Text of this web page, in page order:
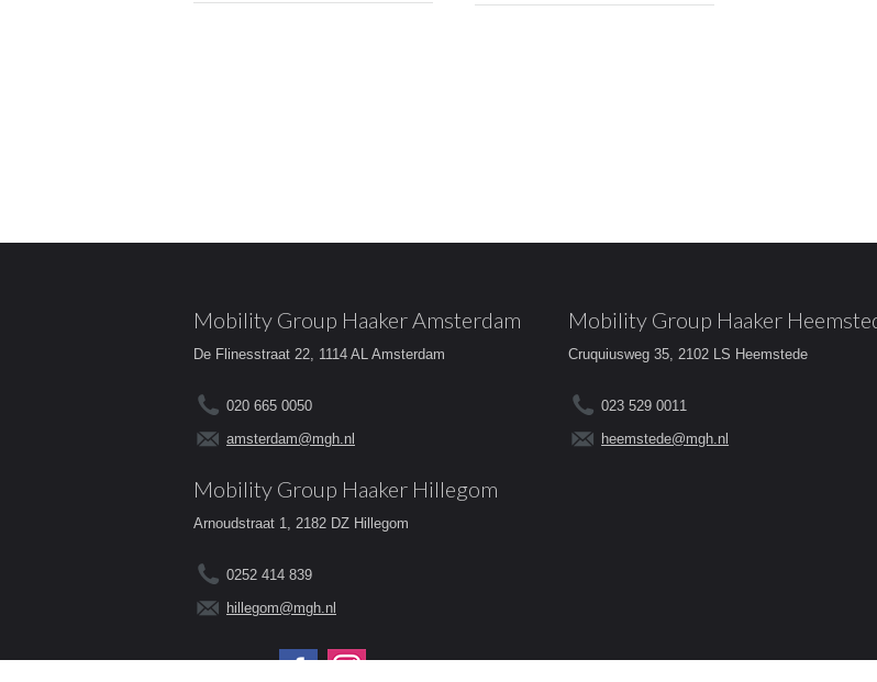
Mobility Group Haaker Amsterdam
De Flinesstraat 22, 1114 AL Amsterdam
020 665 0050
amsterdam@mgh.nl
Mobility Group Haaker
Cruquiusweg 35, 2102 LS Heemstede
023 529 0011
heemstede@mgh.nl
Mobility Group Haaker Hillegom
Arnoudstraat 1, 2182 DZ Hillegom
0252 414 839
hillegom@mgh.nl
Volg ons op: